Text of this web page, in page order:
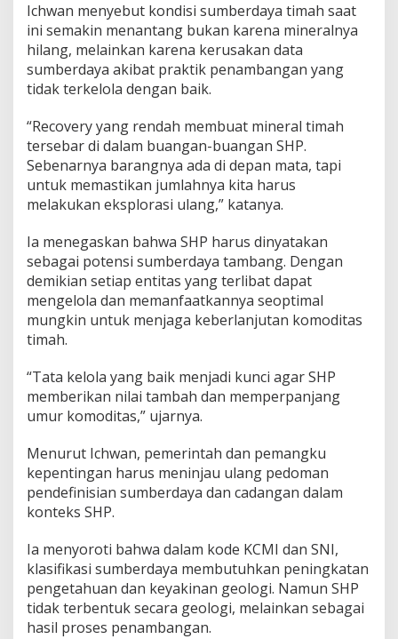
Ichwan menyebut kondisi sumberdaya timah saat
ini semakin menantang bukan karena mineralnya
hilang, melainkan karena kerusakan data
sumberdaya akibat praktik penambangan yang
tidak terkelola dengan baik.
“Recovery yang rendah membuat mineral timah
tersebar di dalam buangan-buangan SHP.
Sebenarnya barangnya ada di depan mata, tapi
untuk memastikan jumlahnya kita harus
melakukan eksplorasi ulang,” katanya.
Ia menegaskan bahwa SHP harus dinyatakan
sebagai potensi sumberdaya tambang. Dengan
demikian setiap entitas yang terlibat dapat
mengelola dan memanfaatkannya seoptimal
mungkin untuk menjaga keberlanjutan komoditas
timah.
“Tata kelola yang baik menjadi kunci agar SHP
memberikan nilai tambah dan memperpanjang
umur komoditas,” ujarnya.
Menurut Ichwan, pemerintah dan pemangku
kepentingan harus meninjau ulang pedoman
pendefinisian sumberdaya dan cadangan dalam
konteks SHP.
Ia menyoroti bahwa dalam kode KCMI dan SNI,
klasifikasi sumberdaya membutuhkan peningkatan
pengetahuan dan keyakinan geologi. Namun SHP
tidak terbentuk secara geologi, melainkan sebagai
hasil proses penambangan.